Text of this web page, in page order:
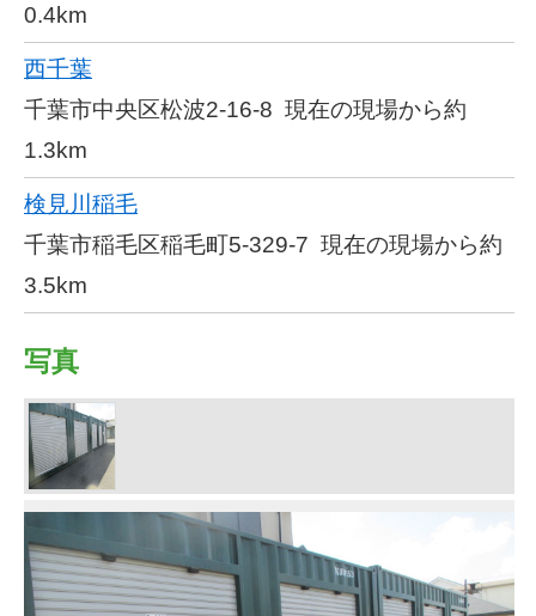
0.4km
西千葉
千葉市中央区松波2-16-8 現在の現場から約
1.3km
検見川稲毛
千葉市稲毛区稲毛町5-329-7 現在の現場から約
3.5km
写真